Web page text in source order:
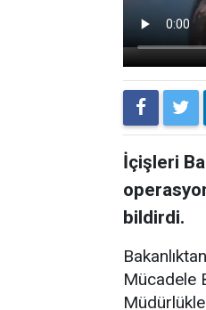
İçişleri
bildirdi.
Mücadele